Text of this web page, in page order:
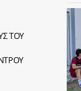
ΤΟΥ